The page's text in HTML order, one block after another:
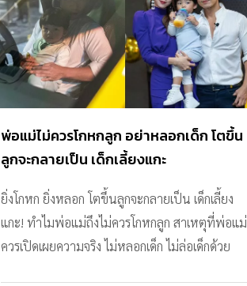
พ่อแม่ไม่ควรโกหกลูก อย่าหลอกเด็ก โตขึ้น
ลูกจะกลายเป็น เด็กเลี้ยงแกะ
ยิ่งโกหก ยิ่งหลอก โตขึ้นลูกจะกลายเป็น เด็กเลี้ยง
แกะ! ทำไมพ่อแม่ถึงไม่ควรโกหกลูก สาเหตุที่พ่อแม่
ควรเปิดเผยความจริง ไม่หลอกเด็ก ไม่ล่อเด็กด้วย